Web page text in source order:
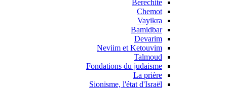
Berechite
Chemot
Vayikra
Bamidbar
Devarim
Neviim et Ketouvim
Talmoud
Fondations du judaisme
La prière
Sionisme, l'état d'Israël